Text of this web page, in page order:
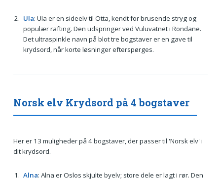
Ula: Ula er en sideelv til Otta, kendt for brusende stryg og
populær rafting. Den udspringer ved Vuluvatnet i Rondane.
Det ultraspinkle navn på blot tre bogstaver er en gave til
krydsord, når korte løsninger efterspørges.
Norsk elv Krydsord på 4 bogstaver
Her er 13 muligheder på 4 bogstaver, der passer til 'Norsk elv' i
dit krydsord.
Alna: Alna er Oslos skjulte byelv; store dele er lagt i rør. Den